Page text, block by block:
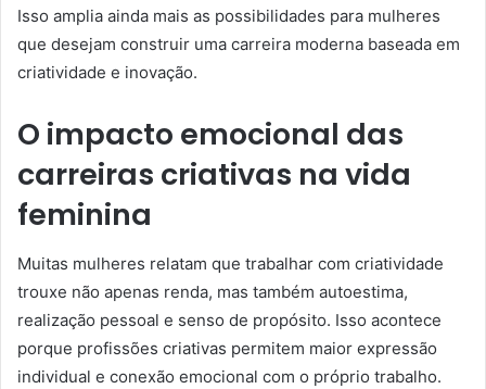
Isso amplia ainda mais as possibilidades para mulheres
que desejam construir uma carreira moderna baseada em
criatividade e inovação.
O impacto emocional das
carreiras criativas na vida
feminina
Muitas mulheres relatam que trabalhar com criatividade
trouxe não apenas renda, mas também autoestima,
realização pessoal e senso de propósito. Isso acontece
porque profissões criativas permitem maior expressão
individual e conexão emocional com o próprio trabalho.